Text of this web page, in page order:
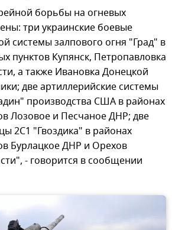
борьбы на огневых
три украинские боевые
системы залпового огня "Град" в
пунктов Купянск, Петропавловка
а также Ивановка Донецкой
две артиллерийские системы
производства США в районах
Лозовое и Песчаное ДНР; две
2С1 "Гвоздика" в районах
Бурлацкое ДНР и Орехов
- говорится в сообщении